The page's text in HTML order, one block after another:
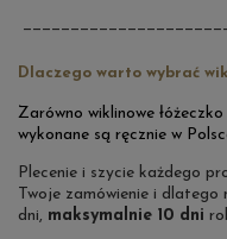
Dlaczego warto wybrać
Zarówno wiklinowe
wykonane są ręcznie w
Plecenie i szycie każdego
Twoje zamówienie i dlatego
dni, maksymalnie 10 dni